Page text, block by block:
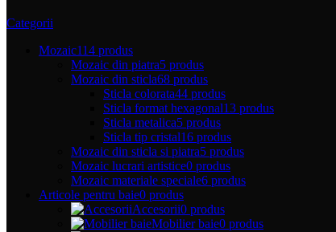
Categorii
Mozaic114 produs
Mozaic din piatra5 produs
Mozaic din sticla68 produs
Sticla colorata44 produs
Sticla format hexagonal13 produs
Sticla metalica5 produs
Sticla tip cristal16 produs
Mozaic din sticla si piatra5 produs
Mozaic lucrari artistice0 produs
Mozaic materiale speciale6 produs
Articole pentru baie0 produs
Accesorii0 produs
Mobilier baie0 produs